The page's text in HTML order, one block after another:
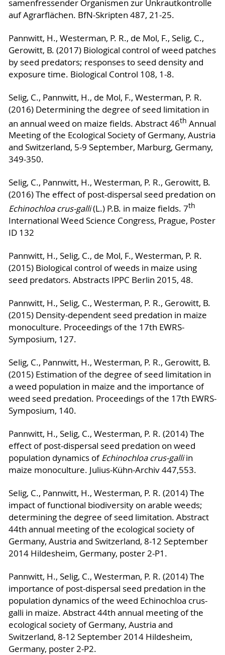
samenfressender Organismen zur Unkrautkontrolle
auf Agrarflächen. BfN-Skripten 487, 21-25.
Pannwitt, H., Westerman, P. R., de Mol, F., Selig, C.,
Gerowitt, B. (2017) Biological control of weed patches
by seed predators; responses to seed density and
exposure time. Biological Control 108, 1-8.
Selig, C., Pannwitt, H., de Mol, F., Westerman, P. R.
(2016) Determining the degree of seed limitation in
an annual weed on maize fields. Abstract 46th Annual
Meeting of the Ecological Society of Germany, Austria
and Switzerland, 5-9 September, Marburg, Germany,
349-350.
Selig, C., Pannwitt, H., Westerman, P. R., Gerowitt, B.
(2016) The effect of post-dispersal seed predation on
Echinochloa crus-galli(L.) P.B. in maize fields. 7th
International Weed Science Congress, Prague, Poster
ID 132
Pannwitt, H., Selig, C., de Mol, F., Westerman, P. R.
(2015) Biological control of weeds in maize using
seed predators. Abstracts IPPC Berlin 2015, 48.
Pannwitt, H., Selig, C., Westerman, P. R., Gerowitt, B.
(2015) Density-dependent seed predation in maize
monoculture. Proceedings of the 17th EWRS-
Symposium, 127.
Selig, C., Pannwitt, H., Westerman, P. R., Gerowitt, B.
(2015) Estimation of the degree of seed limitation in
a weed population in maize and the importance of
weed seed predation. Proceedings of the 17th EWRS-
Symposium, 140.
Pannwitt, H., Selig, C., Westerman, P. R. (2014) The
effect of post-dispersal seed predation on weed
population dynamics ofEchinochloa crus-galliin
maize monoculture. Julius-Kühn-Archiv 447,553.
Selig, C., Pannwitt, H., Westerman, P. R. (2014) The
impact of functional biodiversity on arable weeds;
determining the degree of seed limitation. Abstract
44th annual meeting of the ecological society of
Germany, Austria and Switzerland, 8-12 September
2014 Hildesheim, Germany, poster 2-P1.
Pannwitt, H., Selig, C., Westerman, P. R. (2014) The
importance of post-dispersal seed predation in the
population dynamics of the weed Echinochloa crus-
galli in maize. Abstract 44th annual meeting of the
ecological society of Germany, Austria and
Switzerland, 8-12 September 2014 Hildesheim,
Germany, poster 2-P2.